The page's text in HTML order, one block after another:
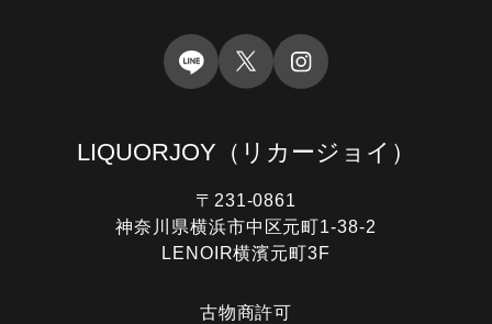
LIQUORJOY （リカージョイ）
〒231-0861
神奈川県横浜市中区元町1-38-2
LENOIR横濱元町3F
古物商許可